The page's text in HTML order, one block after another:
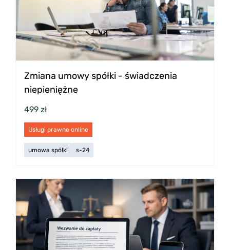
Zmiana umowy spółki - świadczenia
niepieniężne
499 zł
Usługi prawne online
umowa spółki s-24